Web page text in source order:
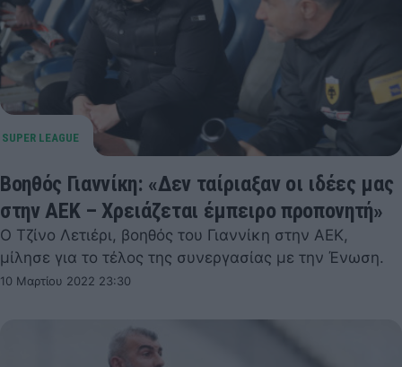
Βοηθός Γιαννίκη: «Δεν ταίριαξαν οι ιδέες μας
στην ΑΕΚ – Χρειάζεται έμπειρο προπονητή»
Ο Τζίνο Λετιέρι, βοηθός του Γιαννίκη στην ΑΕΚ,
μίλησε για το τέλος της συνεργασίας με την Ένωση.
10 Μαρτίου 2022 23:30